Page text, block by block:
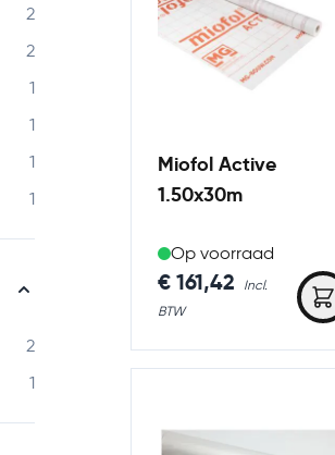
2products available
2products available
1products available
1products available
1products available
1products available
2products available
1products available
Miofol Active
1.50x30m
Op voorraad
€ 161,42